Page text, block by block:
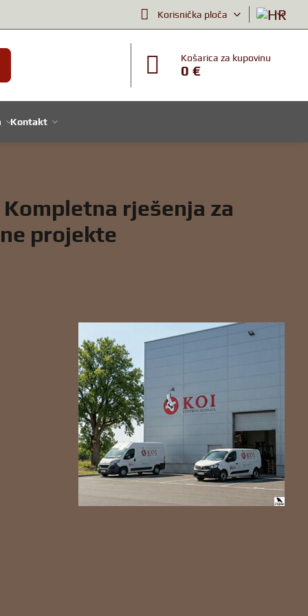
Korisnička ploča
Košarica za kupovinu
0 €
Kontakt
rješenja za
projekte